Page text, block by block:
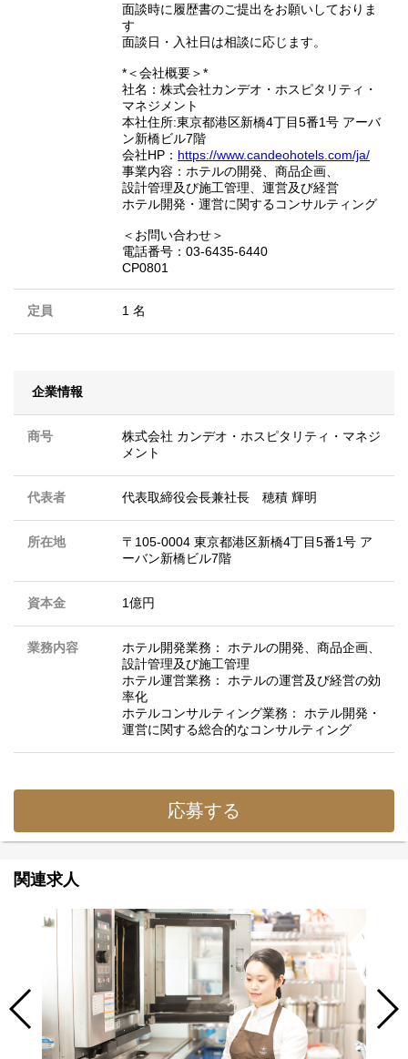
面談時に履歴書のご提出をお願いしておりま
す
面談日・入社日は相談に応じます。
*＜会社概要＞*
社名：株式会社カンデオ・ホスピタリティ・
マネジメント
本社住所:東京都港区新橋4丁目5番1号 アーバ
ン新橋ビル7階
会社HP： https://www.candeohotels.com/ja/
事業内容：ホテルの開発、商品企画、
設計管理及び施工管理、運営及び経営
ホテル開発・運営に関するコンサルティング
＜お問い合わせ＞
電話番号：03-6435-6440
CP0801
定員 1 名
企業情報
商号
株式会社 カンデオ・ホスピタリティ・マネジ
メント
代表者 代表取締役会長兼社長 穂積 輝明
所在地
〒105-0004 東京都港区新橋4丁目5番1号 ア
ーバン新橋ビル7階
資本金 1億円
業務内容
ホテル開発業務： ホテルの開発、商品企画、
設計管理及び施工管理
ホテル運営業務： ホテルの運営及び経営の効
率化
ホテルコンサルティング業務： ホテル開発・
運営に関する総合的なコンサルティング
応募する
関連求人